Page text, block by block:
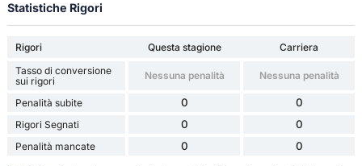
Statistiche Rigori
Rigori Questa stagione
Carriera
Tasso di conversione
sui rigori
Nessuna penalità Nessuna penalità
Penalità subite 0 0
Rigori Segnati 0 0
Penalità mancate 0 0